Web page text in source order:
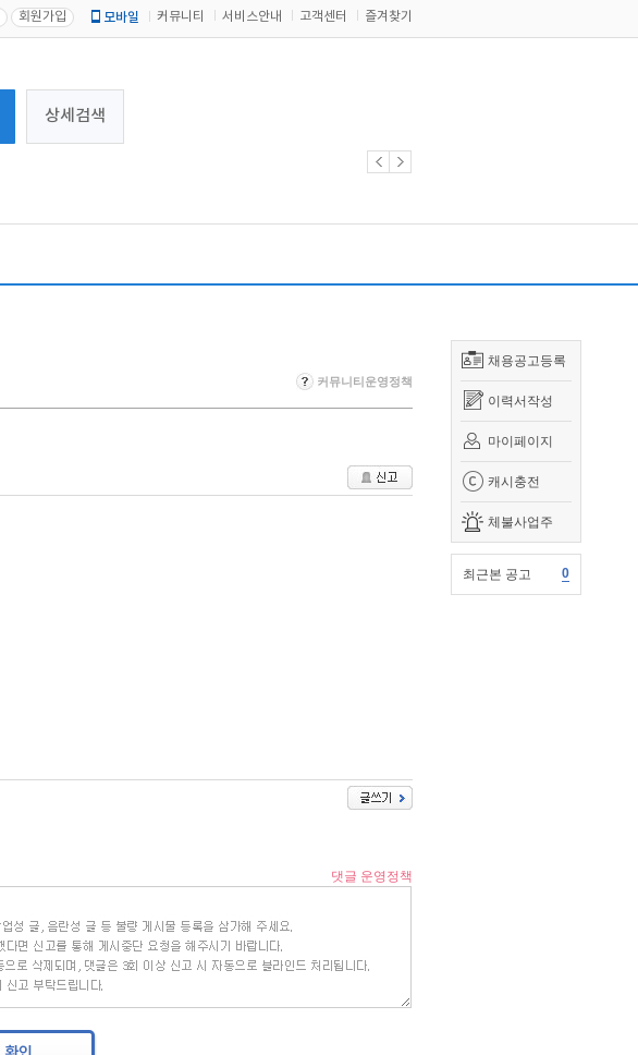
회원가입 모바일 커뮤니티 서비스안내 고객센터 즐겨찾기
상세검색
채용공고등록
이력서작성
마이페이지
캐시충전
체불사업주
최근본 공고 0
커뮤니티운영정책